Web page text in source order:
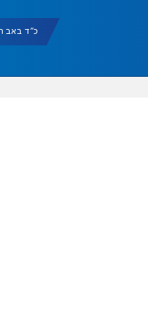
כ"ד באב תשפ"ו